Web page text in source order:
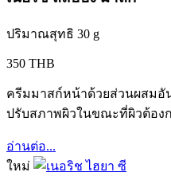
ปริมาณสุทธิ 30 g
350 THB
ครีมมาสก์หน้าด้วยส่วนผสมอั
ปรับสภาพผิวในขณะที่ผิวต้อง
อ่านต่อ...
ใหม่